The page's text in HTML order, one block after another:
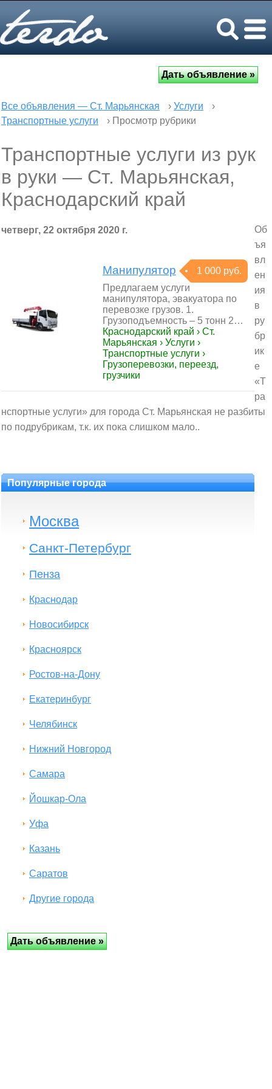
Все объявления — Ст. Марьянская › Услуги
›
Транспортные услуги
› Просмотр рубрики
Транспортные услуги из рук
в руки — Ст. Марьянская,
Краснодарский край
четверг, 22 октября 2020 г.
Манипулятор
1 000 руб.
Предлагаем услуги
манипулятора, эвакуатора по
перевозке грузов. 1.
Грузоподъемность – 5 тонн 2…
Краснодарский край › Ст.
Марьянская › Услуги ›
Транспортные услуги ›
Грузоперевозки, переезд,
грузчики
Об
ъя
вл
ен
ия
в
ру
бр
ик
е
«Т
ра
нспортные услуги» для города Ст. Марьянская не разбиты
по подрубрикам, т.к. их пока слишком мало..
Популярные города
Москва
Санкт-Петербург
Пенза
Краснодар
Новосибирск
Красноярск
Ростов-на-Дону
Екатеринбург
Челябинск
Нижний Новгород
Самара
Йошкар-Ола
Уфа
Казань
Саратов
Другие города